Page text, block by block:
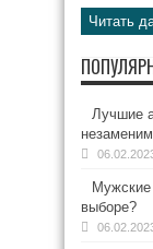
Читать
Лучшие
Мужские
выборе?